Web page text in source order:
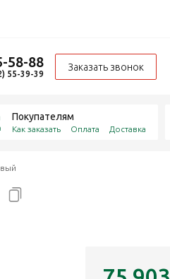
58-88
55-39-39
Заказать звонок
Покупателям
Как заказать Оплата Доставка